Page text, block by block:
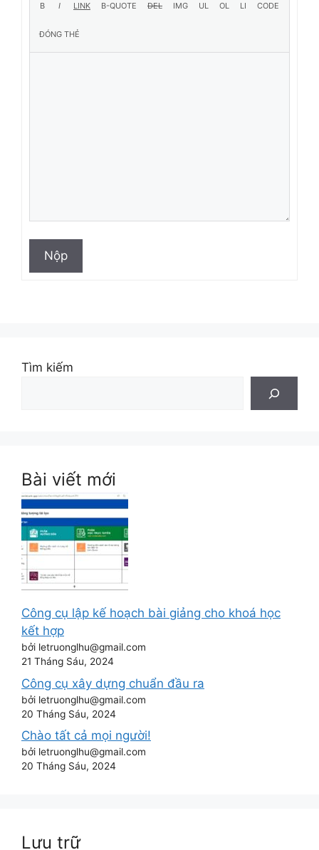
Nộp
Tìm kiếm
Bài viết mới
Công cụ lập kế hoạch bài giảng cho khoá học
kết hợp
bởi letruonglhu@gmail.com
21 Tháng Sáu, 2024
Công cụ xây dựng chuẩn đầu ra
bởi letruonglhu@gmail.com
20 Tháng Sáu, 2024
Chào tất cả mọi người!
bởi letruonglhu@gmail.com
20 Tháng Sáu, 2024
Lưu trữ